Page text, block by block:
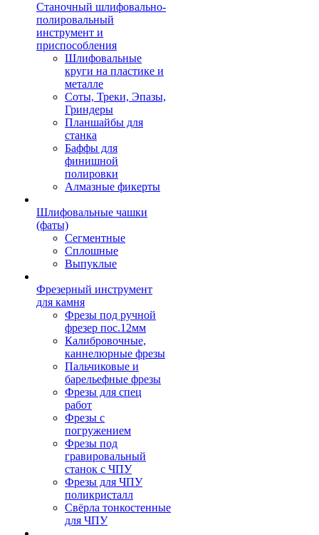
Станочный шлифовально-
полировальный
инструмент и
приспособления
Шлифовальные
круги на пластике и
металле
Соты, Треки, Эпазы,
Гриндеры
Планшайбы для
станка
Баффы для
финишной
полировки
Алмазные фикерты
Шлифовальные чашки
(фаты)
Сегментные
Сплошные
Выпуклые
Фрезерный инструмент
для камня
Фрезы под ручной
фрезер пос.12мм
Калибровочные,
каннелюрные фрезы
Пальчиковые и
барельефные фрезы
Фрезы для спец
работ
Фрезы с
погружением
Фрезы под
гравировальный
станок с ЧПУ
Фрезы для ЧПУ
поликристалл
Свёрла тонкостенные
для ЧПУ